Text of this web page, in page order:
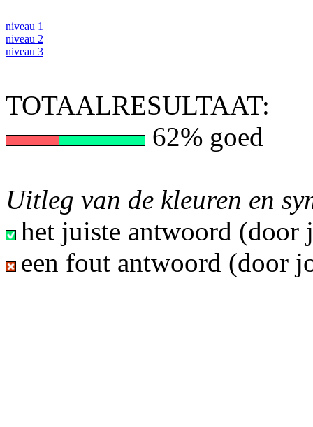
niveau 1
niveau 2
niveau 3
TOTAALRESULTAAT:
62% goed
Uitleg van de kleuren en
het juiste antwoord (door
een fout antwoord (door